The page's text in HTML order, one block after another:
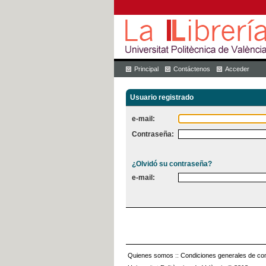
Principal Contáctenos Acceder
Usuario registrado
e-mail:
Contraseña:
¿Olvidó su contraseña?
e-mail:
Quienes somos :: Condiciones generales de